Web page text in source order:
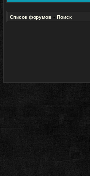
Список форумов » Поиск